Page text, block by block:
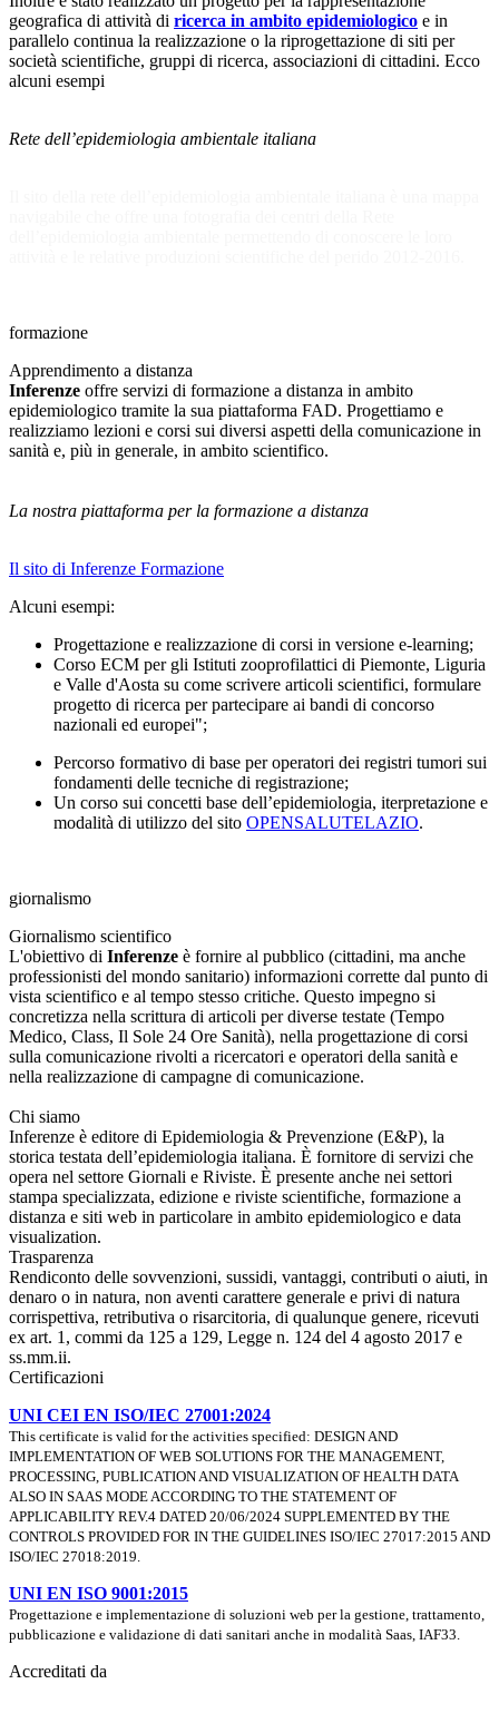
geografica di attività di ricerca in ambito epidemiologico e in
parallelo continua la realizzazione o la riprogettazione di siti per
società scientifiche, gruppi di ricerca, associazioni di cittadini. Ecco
alcuni esempi
Rete dell’epidemiologia ambientale italiana
formazione
Apprendimento a distanza
Inferenze offre servizi di formazione a distanza in ambito
epidemiologico tramite la sua piattaforma FAD. Progettiamo e
realizziamo lezioni e corsi sui diversi aspetti della comunicazione in
sanità e, più in generale, in ambito scientifico.
La nostra piattaforma per la formazione a distanza
Il sito di Inferenze Formazione
Alcuni esempi:
Progettazione e realizzazione di corsi in versione e-learning;
Corso ECM per gli Istituti zooprofilattici di Piemonte, Liguria
e Valle d'Aosta su come scrivere articoli scientifici, formulare
progetto di ricerca per partecipare ai bandi di concorso
nazionali ed europei";
Percorso formativo di base per operatori dei registri tumori sui
fondamenti delle tecniche di registrazione;
Un corso sui concetti base dell’epidemiologia, iterpretazione e
modalità di utilizzo del sito OPENSALUTELAZIO.
giornalismo
Giornalismo scientifico
L'obiettivo di Inferenze è fornire al pubblico (cittadini, ma anche
professionisti del mondo sanitario) informazioni corrette dal punto di
vista scientifico e al tempo stesso critiche. Questo impegno si
concretizza nella scrittura di articoli per diverse testate (Tempo
Medico, Class, Il Sole 24 Ore Sanità), nella progettazione di corsi
sulla comunicazione rivolti a ricercatori e operatori della sanità e
nella realizzazione di campagne di comunicazione.
Chi siamo
Inferenze è editore di Epidemiologia & Prevenzione (E&P), la
storica testata dell’epidemiologia italiana. È fornitore di servizi che
opera nel settore Giornali e Riviste. È presente anche nei settori
stampa specializzata, edizione e riviste scientifiche, formazione a
distanza e siti web in particolare in ambito epidemiologico e data
visualization.
Trasparenza
Rendiconto delle sovvenzioni, sussidi, vantaggi, contributi o aiuti, in
denaro o in natura, non aventi carattere generale e privi di natura
corrispettiva, retributiva o risarcitoria, di qualunque genere, ricevuti
ex art. 1, commi da 125 a 129, Legge n. 124 del 4 agosto 2017 e
ss.mm.ii.
Certificazioni
UNI CEI EN ISO/IEC 27001:2024
This certificate is valid for the activities specified: DESIGN AND
IMPLEMENTATION OF WEB SOLUTIONS FOR THE MANAGEMENT,
PROCESSING, PUBLICATION AND VISUALIZATION OF HEALTH DATA
ALSO IN SAAS MODE ACCORDING TO THE STATEMENT OF
APPLICABILITY REV.4 DATED 20/06/2024 SUPPLEMENTED BY THE
CONTROLS PROVIDED FOR IN THE GUIDELINES ISO/IEC 27017:2015 AND
ISO/IEC 27018:2019.
UNI EN ISO 9001:2015
Progettazione e implementazione di soluzioni web per la gestione, trattamento,
pubblicazione e validazione di dati sanitari anche in modalità Saas, IAF33.
Accreditati da